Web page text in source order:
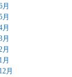
月
月
月
月
月
月
月